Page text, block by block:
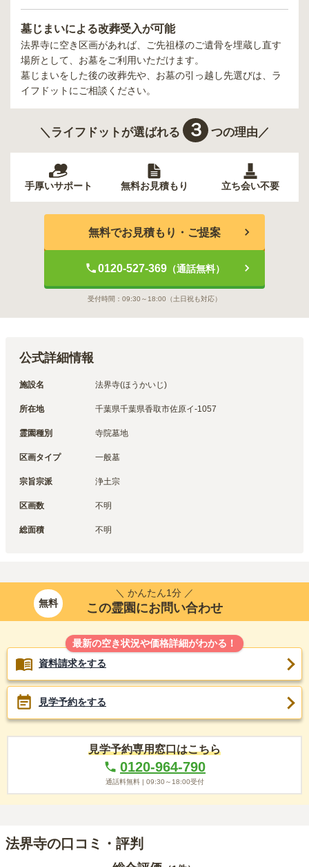
墓じまいによる改葬受入が可能
法界寺に空き区画があれば、ご先祖様のご遺骨を埋蔵し直す
場所として、お墓をご利用いただけます。
墓じまいをした後の改葬先や、お墓の引っ越し先選びは、ラ
イフドットにご相談ください。
＼ライフドットが選ばれる ３ つの理由／
手厚いサポート 無料お見積もり 立ち会い不要
無料でお見積もり・ご提案
0120-527-369（通話無料）
受付時間： 09:30～18:00 （土日祝も対応）
公式詳細情報
施設名 法界寺(ほうかいじ)
所在地 千葉県千葉県香取市佐原イ-1057
霊園種別 寺院墓地
区画タイプ 一般墓
宗旨宗派 浄土宗
区画数 不明
総面積 不明
無料
＼ かんたん1分 ／
この霊園にお問い合わせ
最新の空き状況や価格詳細がわかる！
資料請求をする
見学予約をする
見学予約専用窓口はこちら
0120-964-790
通話料無料 | 09:30～18:00受付
法界寺の口コミ・評判